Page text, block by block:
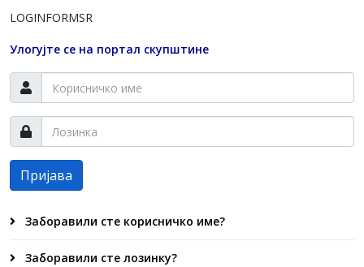
LOGINFORMSR
Улогујте се на портал скупштине
Пријава
Заборавили сте корисничко име?
Заборавили сте лозинку?